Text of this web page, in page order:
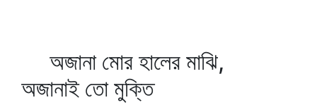
অজানা মোর হালের মাঝি,
অজানাই তো মুক্তি